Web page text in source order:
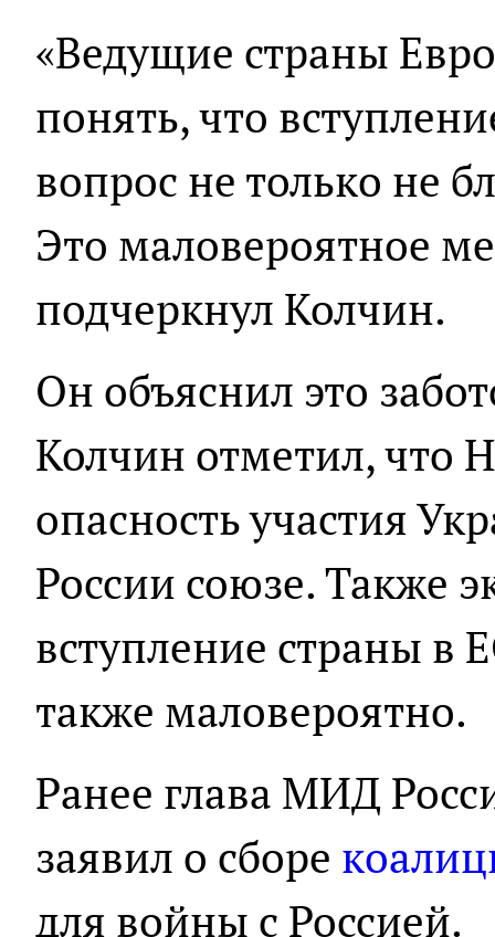
«Ведущие страны
понять, что
вопрос не только не
Это маловероятное
подчеркнул Колчин.
Он объяснил это
Колчин отметил, что
опасность участия
России союзе. Также
вступление страны в
также маловероятно.
Ранее глава МИД
заявил о сборе
для войны с Россией.